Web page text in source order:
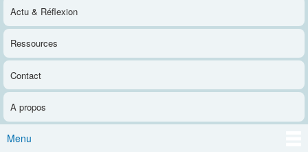
Actu & Réflexion
Ressources
Contact
A propos
Menu